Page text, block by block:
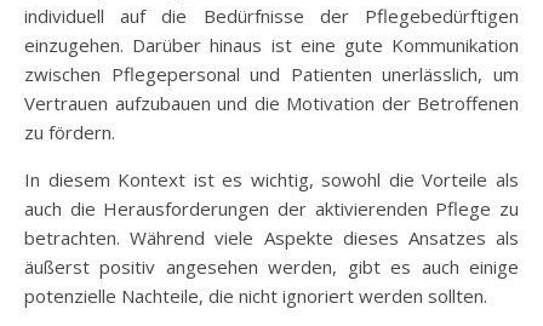
individuell auf die Bedürfnisse der Pflegebedürftigen
einzugehen. Darüber hinaus ist eine gute Kommunikation
zwischen Pflegepersonal und Patienten unerlässlich, um
Vertrauen aufzubauen und die Motivation der Betroffenen
zu fördern.
In diesem Kontext ist es wichtig, sowohl die Vorteile als
auch die Herausforderungen der aktivierenden Pflege zu
betrachten. Während viele Aspekte dieses Ansatzes als
äußerst positiv angesehen werden, gibt es auch einige
potenzielle Nachteile, die nicht ignoriert werden sollten.